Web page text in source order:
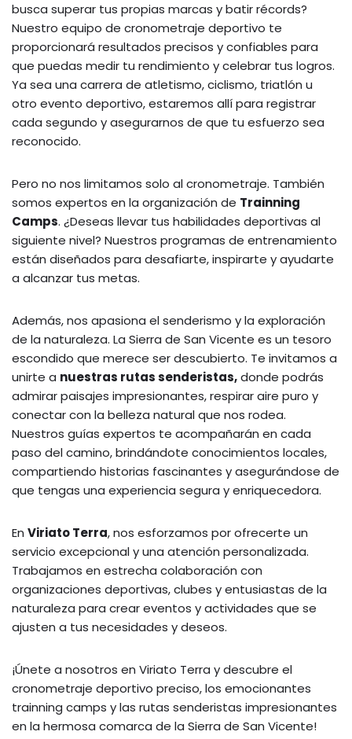
busca superar tus propias marcas y batir récords?
Nuestro equipo de cronometraje deportivo te
proporcionará resultados precisos y confiables para
que puedas medir tu rendimiento y celebrar tus logros.
Ya sea una carrera de atletismo, ciclismo, triatlón u
otro evento deportivo, estaremos allí para registrar
cada segundo y asegurarnos de que tu esfuerzo sea
reconocido.
Pero no nos limitamos solo al cronometraje. También
somos expertos en la organización de Trainning
Camps. ¿Deseas llevar tus habilidades deportivas al
siguiente nivel? Nuestros programas de entrenamiento
están diseñados para desafiarte, inspirarte y ayudarte
a alcanzar tus metas.
Además, nos apasiona el senderismo y la exploración
de la naturaleza. La Sierra de San Vicente es un tesoro
escondido que merece ser descubierto. Te invitamos a
unirte a nuestras rutas senderistas,donde podrás
admirar paisajes impresionantes, respirar aire puro y
conectar con la belleza natural que nos rodea.
Nuestros guías expertos te acompañarán en cada
paso del camino, brindándote conocimientos locales,
compartiendo historias fascinantes y asegurándose de
que tengas una experiencia segura y enriquecedora.
En Viriato Terra, nos esforzamos por ofrecerte un
servicio excepcional y una atención personalizada.
Trabajamos en estrecha colaboración con
organizaciones deportivas, clubes y entusiastas de la
naturaleza para crear eventos y actividades que se
ajusten a tus necesidades y deseos.
¡Únete a nosotros en Viriato Terra y descubre el
cronometraje deportivo preciso, los emocionantes
trainning camps y las rutas senderistas impresionantes
en la hermosa comarca de la Sierra de San Vicente!